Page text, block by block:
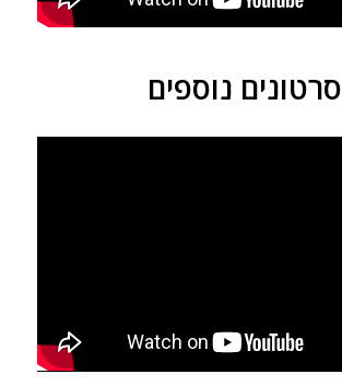
סרטונים נוספים